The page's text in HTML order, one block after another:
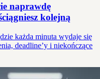
naprawdę
kolejną
każda minuta wydaje się
deadline’y i niekończące